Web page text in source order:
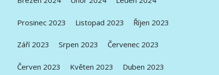
Prosinec 2023 Listopad 2023 Říjen 2023
Září 2023 Srpen 2023 Červenec 2023
Červen 2023 Květen 2023 Duben 2023